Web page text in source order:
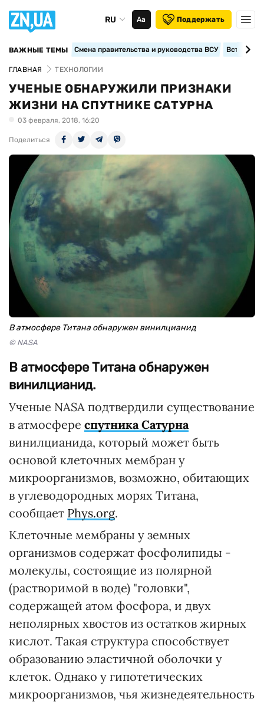
RU Аа Поддержать
ВАЖНЫЕ ТЕМЫ Смена правительства и руководства ВСУ
ГЛАВНАЯ ТЕХНОЛОГИИ
УЧЕНЫЕ ОБНАРУЖИЛИ ПРИЗНАКИ
ЖИЗНИ НА СПУТНИКЕ САТУРНА
03 февраля, 2018, 16:20
Поделиться
В атмосфере Титана обнаружен винилцианид
© NASA
В атмосфере Титана обнаружен
винилцианид.
Ученые NASA подтвердили существование
в атмосфере спутника Сатурна
винилцианида, который может быть
основой клеточных мембран у
микроорганизмов, возможно, обитающих
в углеводородных морях Титана,
сообщает Phys.org.
Клеточные мембраны у земных
организмов содержат фосфолипиды -
молекулы, состоящие из полярной
(растворимой в воде) "головки",
содержащей атом фосфора, и двух
неполярных хвостов из остатков жирных
кислот. Такая структура способствует
образованию эластичной оболочки у
клеток. Однако у гипотетических
микроорганизмов, чья жизнедеятельность